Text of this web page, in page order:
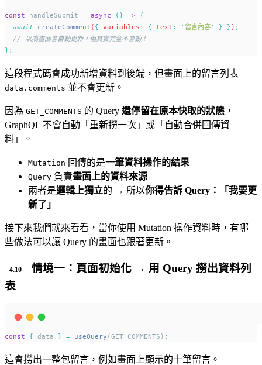
const handleSubmit = async () => {
await
createComment ( { variables : { text : ' 留言內容' } } ) ;
// 以為畫面會自動更新，但其實完全不會動！
};
這段程式碼會成功新增資料到後端，但畫面上的留言列表
data.comments 並不會更新。
因為 GET_COMMENTS 的 Query 還停留在原本快取的狀態 ，
GraphQL 不會自動「重新撈一次」或「自動合併回傳資
料」。
Mutation 回傳的是一筆資料操作的結果
Query 負責畫面上的資料來源
兩者是邏輯上獨立的 → 所以你得告訴 Query：「我要更
新了」
接下來我們就來看看，當你使用 Mutation 操作資料時，有哪
些做法可以讓 Query 的畫面也跟著更新。
情境一：頁面初始化 → 用 Query 撈出資料列
表
const { data } = useQuery (GET_COMMENTS) ;
這會撈出一整包留言，例如畫面上顯示的十筆留言。